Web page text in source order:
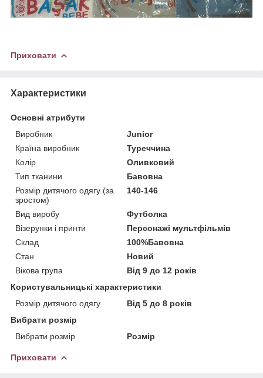
Приховати
Характеристики
Основні атрибути
Виробник
Junior
Країна виробник
Туреччина
Колір
Оливковий
Тип тканини
Бавовна
Розмір дитячого одягу (за
зростом)
140-146
Вид виробу
Футболка
Візерунки і принти
Персонажі мультфільмів
Склад
100%Бавовна
Стан
Новий
Вікова група
Від 9 до 12 років
Користувальницькі характеристики
Розмір дитячого одягу
Від 5 до 8 років
Вибрати розмір
Вибрати розмір
Розмір
Приховати